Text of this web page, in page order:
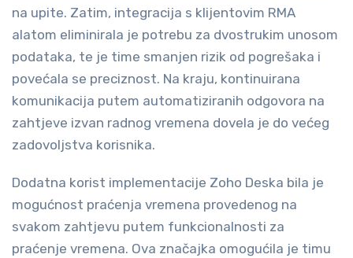
na upite. Zatim, integracija s klijentovim RMA
alatom eliminirala je potrebu za dvostrukim unosom
podataka, te je time smanjen rizik od pogrešaka i
povećala se preciznost. Na kraju, kontinuirana
komunikacija putem automatiziranih odgovora na
zahtjeve izvan radnog vremena dovela je do većeg
zadovoljstva korisnika.
Dodatna korist implementacije Zoho Deska bila je
mogućnost praćenja vremena provedenog na
svakom zahtjevu putem funkcionalnosti za
praćenje vremena. Ova značajka omogućila je timu